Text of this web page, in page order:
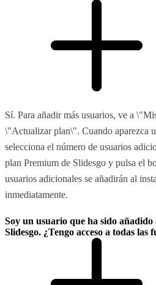
Sí. Para añadir más usuarios, ve a
\"Actualizar plan\". Cuando aparezca
selecciona el número de usuarios
plan Premium de Slidesgo y pulsa el
usuarios adicionales se añadirán al
inmediatamente.
Soy un usuario que ha sido
Slidesgo. ¿Tengo acceso a todas las